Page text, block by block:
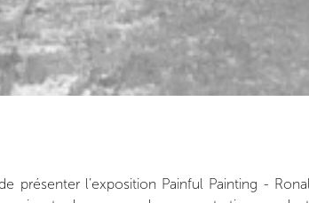
présenter l’exposition Painful Painting -